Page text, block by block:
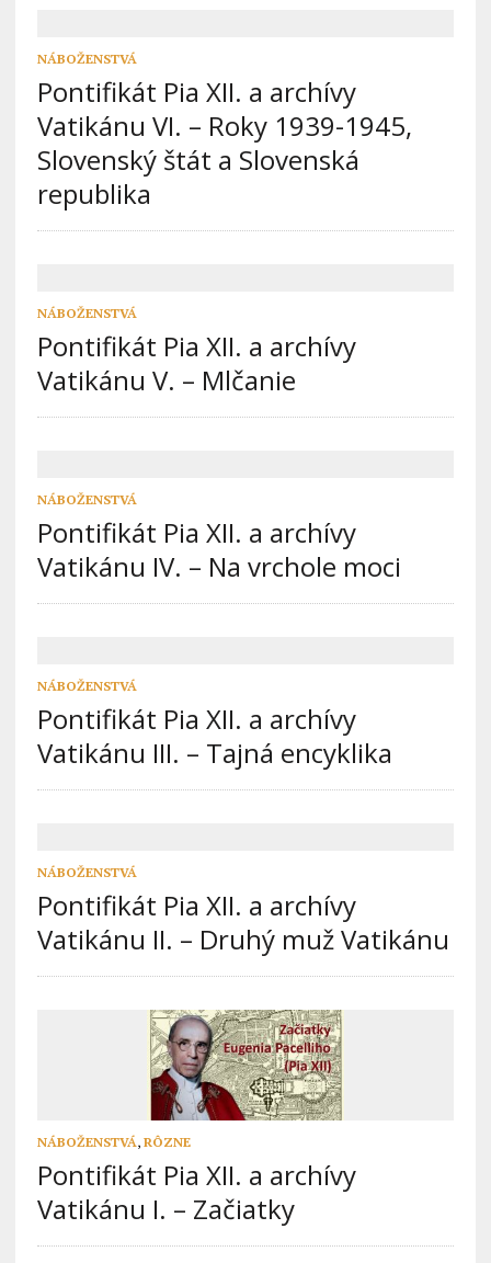
NÁBOŽENSTVÁ
Pontifikát Pia XII. a archívy
Vatikánu VI. – Roky 1939-1945,
Slovenský štát a Slovenská
republika
NÁBOŽENSTVÁ
Pontifikát Pia XII. a archívy
Vatikánu V. – Mlčanie
NÁBOŽENSTVÁ
Pontifikát Pia XII. a archívy
Vatikánu IV. – Na vrchole moci
NÁBOŽENSTVÁ
Pontifikát Pia XII. a archívy
Vatikánu III. – Tajná encyklika
NÁBOŽENSTVÁ
Pontifikát Pia XII. a archívy
Vatikánu II. – Druhý muž Vatikánu
NÁBOŽENSTVÁ, RÔZNE
Pontifikát Pia XII. a archívy
Vatikánu I. – Začiatky